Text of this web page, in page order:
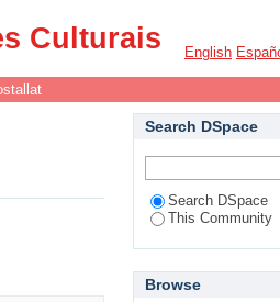
Culturais
English
Search DSpace
Search DSpace
This Community
Browse